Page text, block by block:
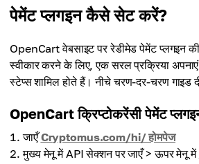
पेमेंट प्लगइन कैसे सेट करें?
OpenCart वेबसाइट पर रेडीमेड पेमेंट प्लगइन
स्वीकार करने के लिए, एक सरल प्रक्रिया
स्टेप्स शामिल होते हैं। नीचे चरण-दर-चरण गाइड
OpenCart क्रिप्टोकरेंसी पेमेंट
जाएँCryptomus.com/hi/ होमपेज
मुख्य मेनू में API सेक्शन पर जाएँ > ऊपर मेनू में